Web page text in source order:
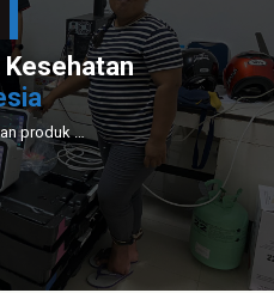
PT Modern Jaya Farma menghadirkan produk medis unggulan dengan layanan instalasi dan perawatan profesional untuk mendukung sektor kesehatan nasional.